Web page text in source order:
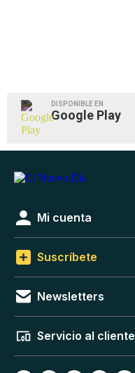
DISPONIBLE EN
Google Play
Mi cuenta
Suscríbete
Newsletters
Servicio al cliente